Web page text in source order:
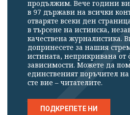
продължим. Вече години
в 97 държави на всички
отваряте всеки ден
в търсене на истинска,
качествена журналистика.
допринесете за нашия
истината, неприкривана
зависимости. Можете да
единственият поръчител
сте вие – читателите.
ПОДКРЕПЕТЕ НИ